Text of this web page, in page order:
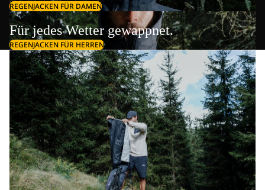
REGENJACKEN FÜR DAMEN
Für jedes Wetter gewappnet.
REGENJACKEN FÜR HERREN